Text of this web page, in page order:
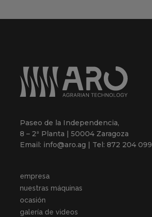
Paseo de la Independencia,
8 – 2ª Planta | 50004 Zaragoza
Email: info@aro.ag | Tel: 872 204 099
empresa
nuestras máquinas
ocasión
galería de videos